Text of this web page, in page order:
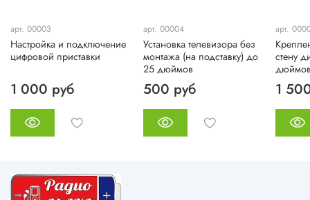
арт. 00003
Настройка и подключение
цифровой приставки
1 000 руб
арт. 00004
Установка телевизора без
монтажа (на подставку) до
25 дюймов
500 руб
арт.
стену
1